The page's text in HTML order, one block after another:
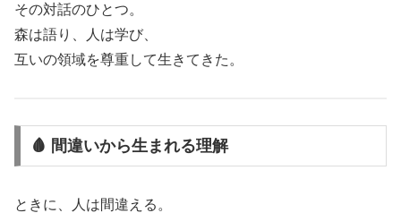
その対話のひとつ。
森は語り、人は学び、
互いの領域を尊重して生きてきた。
🩸 間違いから生まれる理解
ときに、人は間違える。